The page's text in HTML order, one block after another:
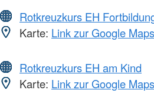
Rotkreuzkurs EH
Karte: Link zur Google
Rotkreuzkurs EH am Kind
Karte: Link zur Google